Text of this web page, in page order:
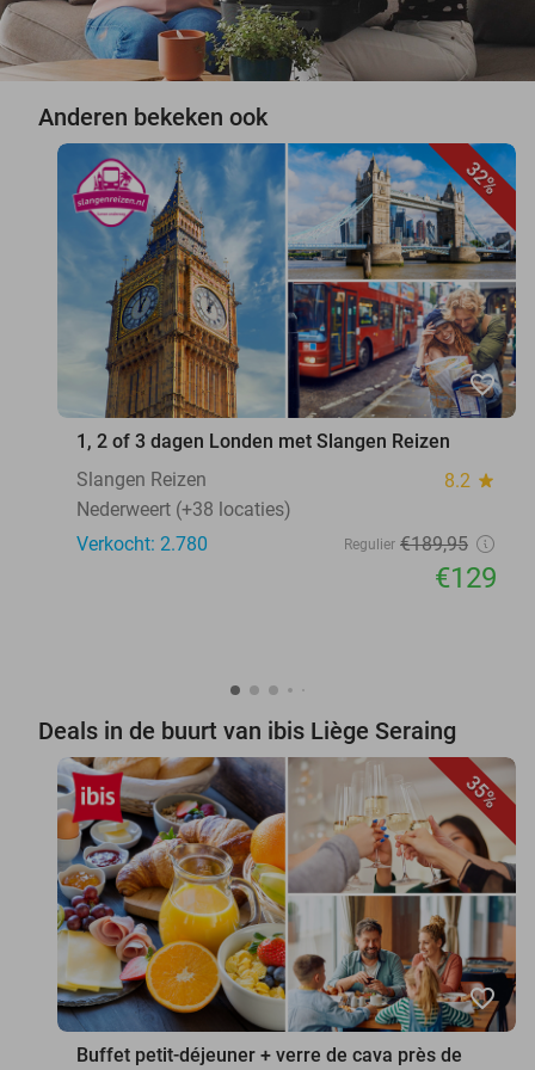
Anderen bekeken ook
32%
favorite_border
1, 2 of 3 dagen Londen met Slangen Reizen
Slangen Reizen
8.2 star
Nederweert (+38 locaties)
Verkocht: 2.780
Regulier €189,95
€129
Deals in de buurt van ibis Liège Seraing
35%
favorite_border
Buffet petit-déjeuner + verre de cava près de